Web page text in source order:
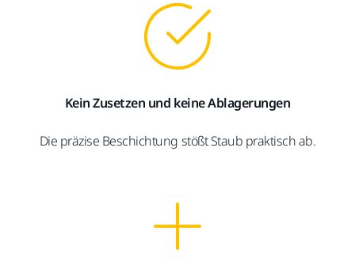
Kein Zusetzen und keine Ablagerungen
Die präzise Beschichtung stößt Staub praktisch ab.